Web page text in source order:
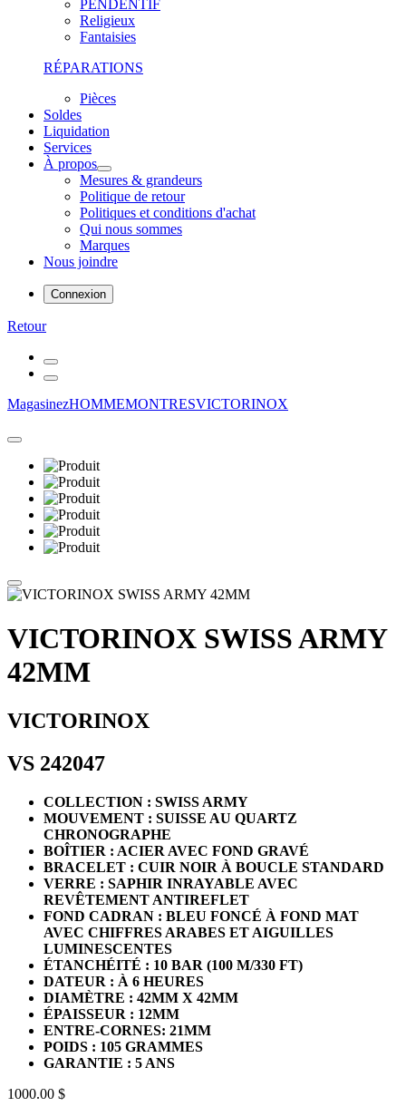
PENDENTIF
Religieux
Fantaisies
RÉPARATIONS
Pièces
Soldes
Liquidation
Services
À propos
Mesures & grandeurs
Politique de retour
Politiques et conditions d'achat
Qui nous sommes
Marques
Nous joindre
Connexion
Retour
MagasinezHOMMEMONTRESVICTORINOX
VICTORINOX SWISS ARMY
42MM
VICTORINOX
VS 242047
COLLECTION : SWISS ARMY
MOUVEMENT : SUISSE AU QUARTZ
CHRONOGRAPHE
BOÎTIER : ACIER AVEC FOND GRAVÉ
BRACELET : CUIR NOIR À BOUCLE STANDARD
VERRE : SAPHIR INRAYABLE AVEC
REVÊTEMENT ANTIREFLET
FOND CADRAN : BLEU FONCÉ À FOND MAT
AVEC CHIFFRES ARABES ET AIGUILLES
LUMINESCENTES
ÉTANCHÉITÉ : 10 BAR (100 M/330 FT)
DATEUR : À 6 HEURES
DIAMÈTRE : 42MM X 42MM
ÉPAISSEUR : 12MM
ENTRE-CORNES: 21MM
POIDS : 105 GRAMMES
GARANTIE : 5 ANS
1000.00 $